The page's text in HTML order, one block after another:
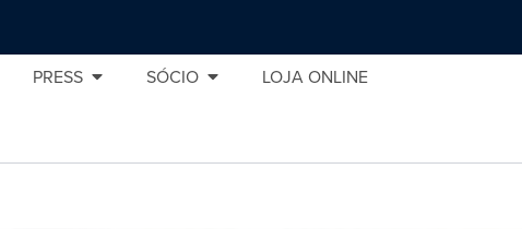
PRESS SÓCIO LOJA ONLINE